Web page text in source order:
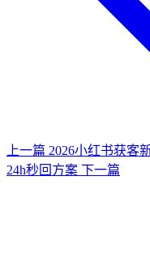
上一篇 2026小红书获客
24h秒回方案 下一篇